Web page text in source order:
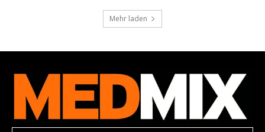
Mehr laden